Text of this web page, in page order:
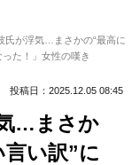
氏が浮気…まさかの“最高に
た！」女性の嘆き
投稿日：2025.12.05 08:45
…まさか
い訳”に